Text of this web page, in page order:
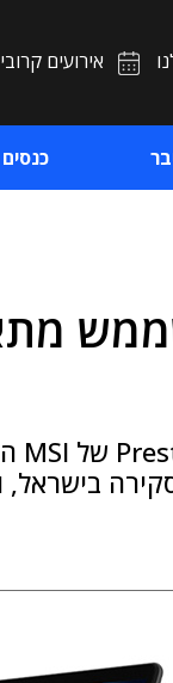
אירועים
כנסים
בישראל,